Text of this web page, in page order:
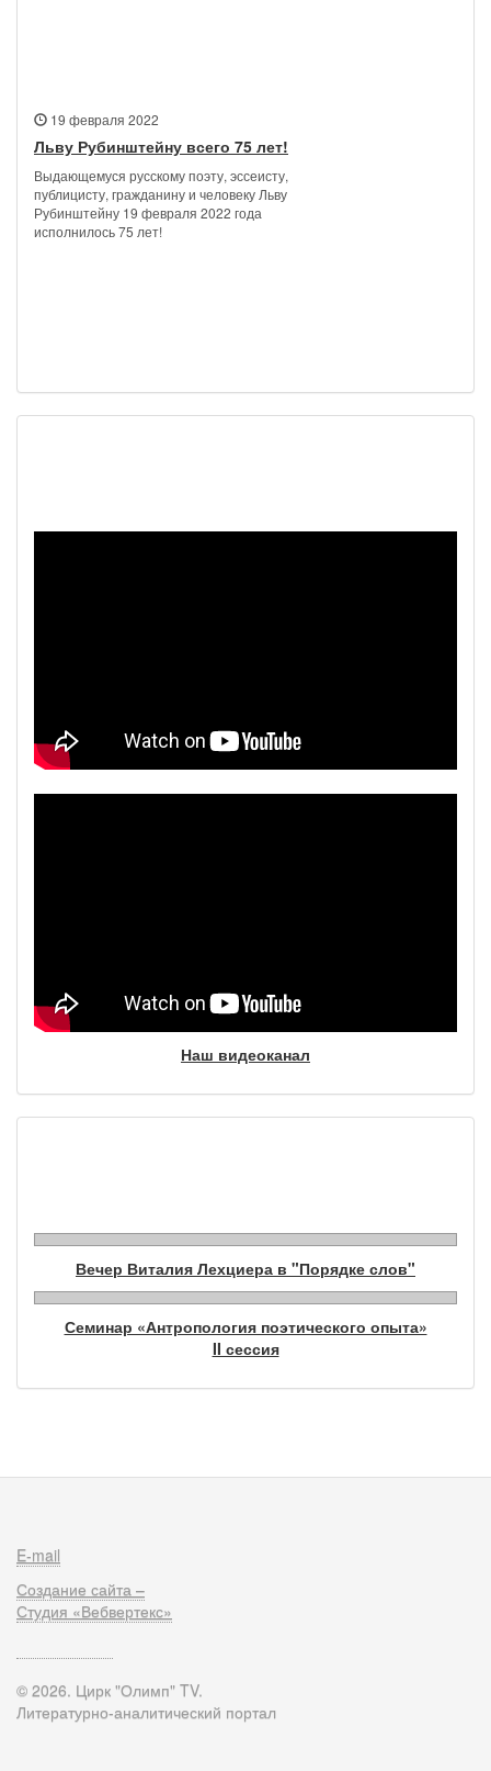
19 февраля 2022
Льву Рубинштейну всего 75 лет!
Выдающемуся русскому поэту, эссеисту,
публицисту, гражданину и человеку Льву
Рубинштейну 19 февраля 2022 года
исполнилось 75 лет!
Наш видеоканал
Вечер Виталия Лехциера в "Порядке слов"
Семинар «Антропология поэтического опыта»
II сессия
E-mail
Создание сайта –
Студия «Вебвертекс»
© 2026. Цирк "Олимп" TV.
Литературно-аналитический портал